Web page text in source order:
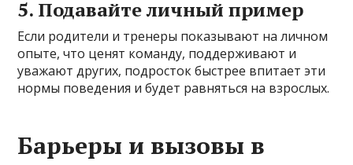
5. Подавайте личный пример
Если родители и тренеры показывают на личном
опыте, что ценят команду, поддерживают и
уважают других, подросток быстрее впитает эти
нормы поведения и будет равняться на взрослых.
Барьеры и вызовы в